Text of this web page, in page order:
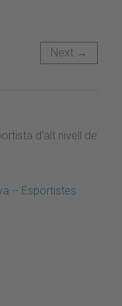
Next →
d'alt nivell de
-- Esportistes